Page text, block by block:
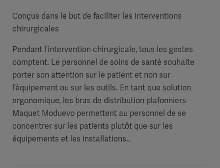
Conçus dans le but de faciliter les interventions
chirurgicales
Pendant l’intervention chirurgicale, tous les gestes
comptent. Le personnel de soins de santé souhaite
porter son attention sur le patient et non sur
l’équipement ou sur les outils. En tant que solution
ergonomique, les bras de distribution plafonniers
Maquet Moduevo permettent au personnel de se
concentrer sur les patients plutôt que sur les
équipements et les installations..